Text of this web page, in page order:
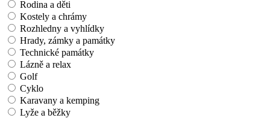
Rodina a děti
Kostely a chrámy
Rozhledny a vyhlídky
Hrady, zámky a památky
Technické památky
Lázně a relax
Golf
Cyklo
Karavany a kemping
Lyže a běžky